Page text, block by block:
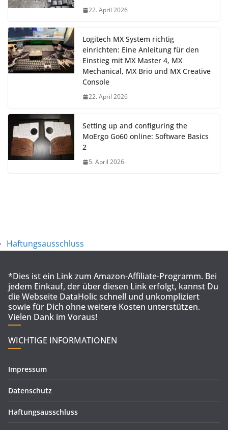
22. April 2026
Logitech MX System richtig
einrichten: Eine Anleitung für den
Einstieg mit MX Master 4, MX
Mechanical, MX Brio und MX Creative
Console
22. April 2026
Setting up and configuring the
MoErgo Go60 online: Software Basics
2
5. April 2026
Haftungsausschluss
*Dies ist ein Link zum Amazon-Affiliate-Programm. Bei
jedem Einkauf, der über diesen Link erfolgt, kannst Du
die Webseite DataHolic schnell und unkompliziert
sowie für Dich ohne weitere Kosten unterstützen.
Vielen Dank im Voraus!
WICHTIGE INFORMATIONEN
Impressum
Datenschutz
Haftungsausschluss